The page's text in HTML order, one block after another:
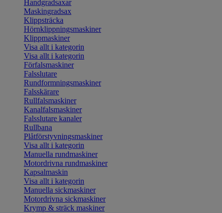
Handgradsaxar
Maskingradsax
Klippsträcka
Hörnklippningsmaskiner
Klippmaskiner
Visa allt i kategorin
Visa allt i kategorin
Förfalsmaskiner
Falsslutare
Rundformningsmaskiner
Falsskärare
Rullfalsmaskiner
Kanalfalsmaskiner
Falsslutare kanaler
Rullbana
Plåtförstyvningsmaskiner
Visa allt i kategorin
Manuella rundmaskiner
Motordrivna rundmaskiner
Kapsalmaskin
Visa allt i kategorin
Manuella sickmaskiner
Motordrivna sickmaskiner
Krymp & sträck maskiner